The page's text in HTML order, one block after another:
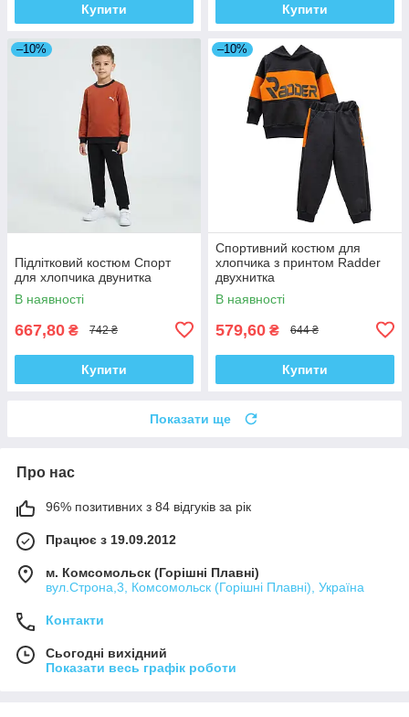
Купити Купити
–10%
Підлітковий костюм Спорт
для хлопчика двунитка
В наявності
667,80 ₴ 742 ₴
Купити
–10%
Спортивний костюм для
хлопчика з принтом Radder
двухнитка
В наявності
579,60 ₴ 644 ₴
Купити
Показати ще
Про нас
96% позитивних з 84 відгуків за рік
Працює з 19.09.2012
м. Комсомольск (Горішні Плавні)
вул.Строна,3, Комсомольск (Горішні Плавні), Україна
Контакти
Сьогодні вихідний
Показати весь графік роботи